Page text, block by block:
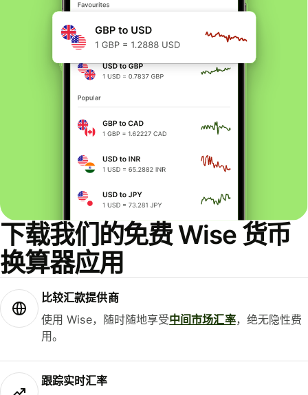
下载我们的免费 Wise 货币
换算器应用
比较汇款提供商
使用 Wise，随时随地享受中间市场汇率，绝无隐性费
用。
跟踪实时汇率